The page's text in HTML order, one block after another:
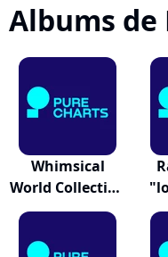
Albums de
Whimsical
World Collection
De...